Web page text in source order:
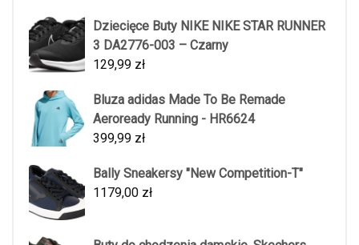
Dziecięce Buty NIKE NIKE STAR RUNNER
3 DA2776-003 – Czarny
129,99 zł
Bluza adidas Made To Be Remade
Aeroready Running - HR6624
399,99 zł
Bally Sneakersy "New Competition-T"
1179,00 zł